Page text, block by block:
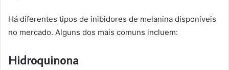
Há diferentes tipos de inibidores de melanina disponíveis
no mercado. Alguns dos mais comuns incluem:
Hidroquinona